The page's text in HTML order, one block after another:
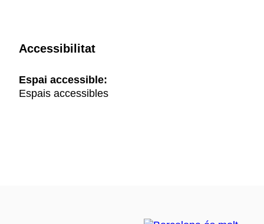
Accessibilitat
Espai accessible:
Espais accessibles